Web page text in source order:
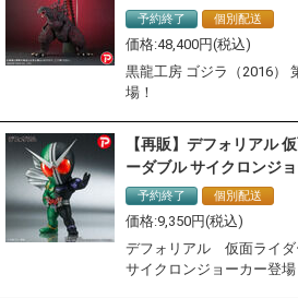
予約終了 個別配送
48,400
黒龍工房 ゴジラ（2016）
場！
【再販】デフォリアル
ーダブル サイクロンジ
予約終了 個別配送
9,350
デフォリアル 仮面ライダ
サイクロンジョーカー登場